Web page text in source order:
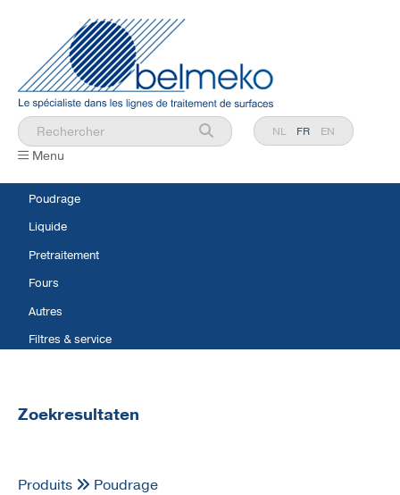
NL FR EN
Menu
Poudrage
Liquide
Pretraitement
Fours
Autres
Filtres & service
Zoekresultaten
Produits Poudrage